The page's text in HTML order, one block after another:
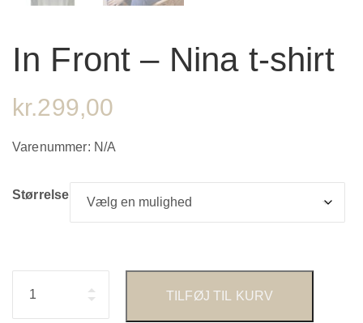
In Front – Nina t-shirt
kr.299,00
Varenummer: N/A
Størrelse
TILFØJ TIL KURV